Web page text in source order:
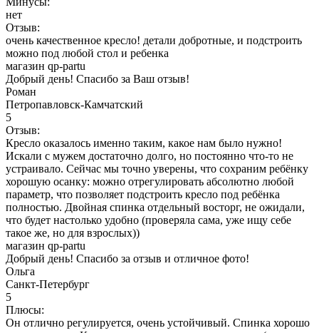
нет
Отзыв:
очень качественное кресло! детали добротные, и подстроить
можно под любой стол и ребенка
магазин qp-partu
Добрый день! Спасибо за Ваш отзыв!
Роман
Петропавловск-Камчатский
5
Отзыв:
Кресло оказалось именно таким, какое нам было нужно!
Искали с мужем достаточно долго, но постоянно что-то не
устраивало. Сейчас мы точно уверены, что сохраним ребёнку
хорошую осанку: можно отрегулировать абсолютно любой
параметр, что позволяет подстроить кресло под ребёнка
полностью. Двойная спинка отдельный восторг, не ожидали,
что будет настолько удобно (проверяла сама, уже ищу себе
такое же, но для взрослых))
магазин qp-partu
Добрый день! Спасибо за отзыв и отличное фото!
Ольга
Санкт-Петербург
5
Плюсы:
Он отлично регулируется, очень устойчивый. Спинка хорошо